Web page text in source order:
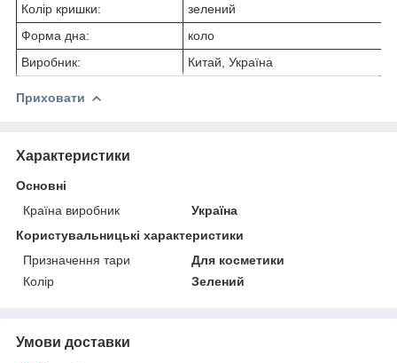
Колір кришки:
зелений
Форма дна:
коло
Виробник:
Китай, Україна
Приховати
Характеристики
Основні
Країна виробник
Україна
Користувальницькі характеристики
Призначення тари
Для косметики
Колір
Зелений
Умови доставки